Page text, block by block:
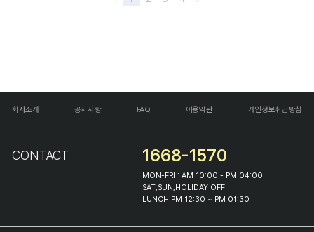
회사소개 공지사항 FAQ 이용약관 개인정보취급방침
CONTACT 1668-1570
MON-FRI : AM 10:00 - PM 04:00
SAT,SUN,HOLIDAY OFF
LUNCH PM 12:30 ~ PM 01:30